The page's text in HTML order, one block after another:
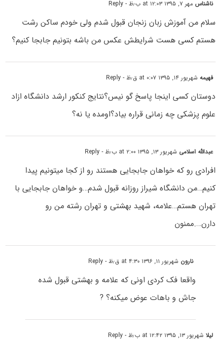
ناشناس مهر ۷, ۱۳۹۵ at ۱۲:۰۳ ب٫ظ - Reply
سلام من آموزش زبان زنجان قبول شدم ولی خودم ساکن رشت
هستم کسی هست شرایطش عکس من باشه بتونیم جابجا کنیم؟
فهیمهشهریور ۱۴, ۱۳۹۵ at ۰:۰۷ ق٫ظ - Reply
دوستان کسی اینجا پاسخ گو نیس؟نتایج کنکور ارشد دانشگاه ازاد
علوم پزشکی چه زمانی قراره بیاد؟اومده یا نه؟
عبدالله اسلامی شهریور ۱۳, ۱۳۹۵ at ۲:۰۰ ب٫ظ - Reply
افرادی رو که خواهان جابجایی هستند رو از کجا میتونیم پیدا
کنیم…من دانشگاه شیراز روزانه قبول شدم…و خواهان جابجایی با
تهران هستم…علامه، شهید بهشتی و تهران رشته من رو
دارن….ممنون
نارون شهریور ۱۱, ۱۳۹۶ at ۴:۳۰ ق٫ظ - Reply
واقعا فک کردی اونی که علامه و بهشتی قبول شده
جاش و باهات عوض میکنه؟ ?
لیلاشهریور ۱۳, ۱۳۹۵ at ۱۲:۴۲ ب٫ظ - Reply